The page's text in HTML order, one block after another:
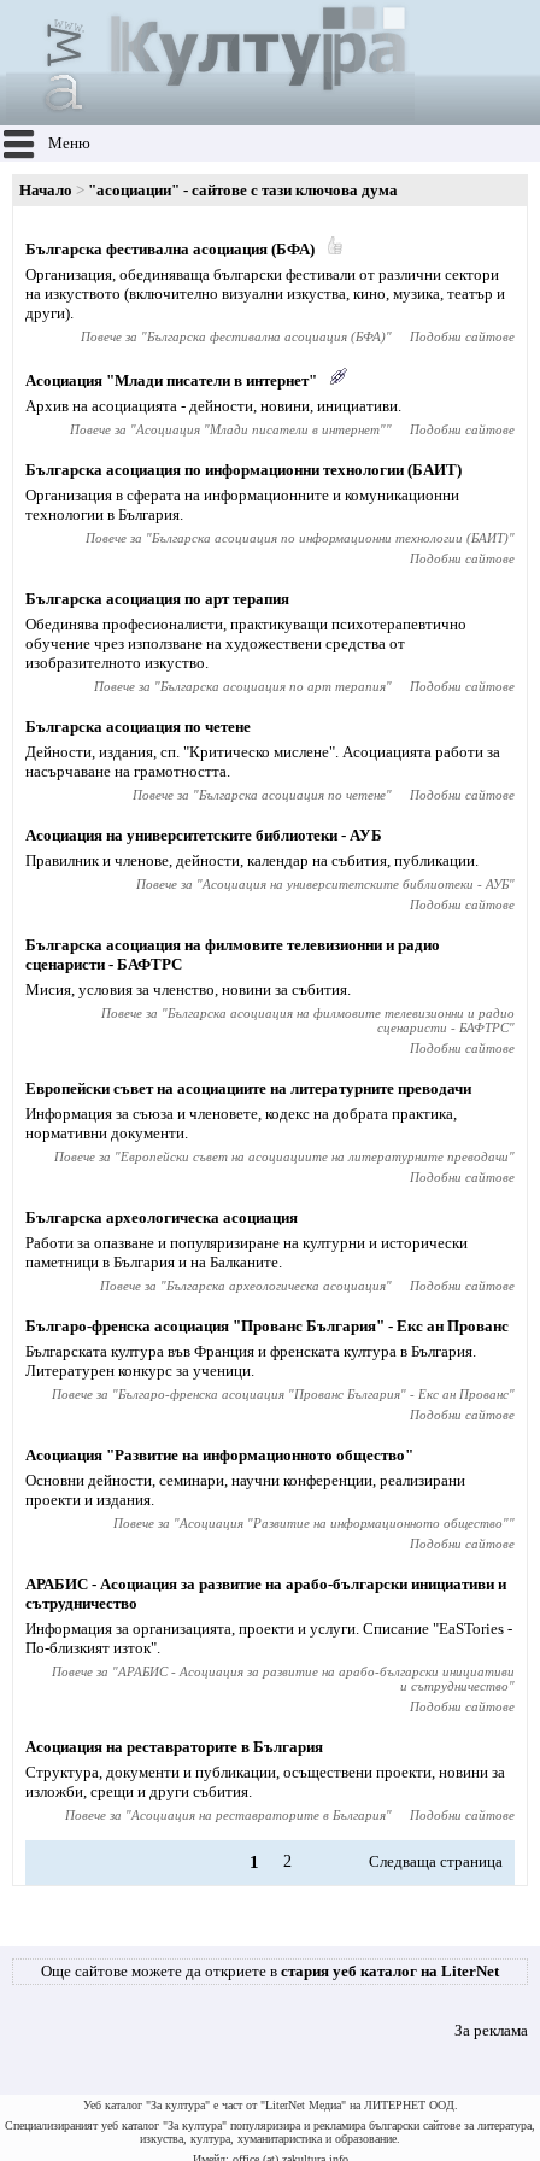
Меню
Начало "асоциации" - сайтове с тази ключова дума
Българска фестивална асоциация (БФА)
Организация, обединяваща български фестивали от различни сектори
на изкуството (включително визуални изкуства, кино, музика, театър и
други).
Повече за "Българска фестивална асоциация (БФА)" Подобни сайтове
Асоциация "Млади писатели в интернет"
Архив на асоциацията - дейности, новини, инициативи.
Повече за "Асоциация "Млади писатели в интернет"" Подобни сайтове
Българска асоциация по информационни технологии (БАИТ)
Организация в сферата на информационните и комуникационни
технологии в България.
Повече за "Българска асоциация по информационни технологии (БАИТ)"
Подобни сайтове
Българска асоциация по арт терапия
Обединява професионалисти, практикуващи психотерапевтично
обучение чрез използване на художествени средства от
изобразителното изкуство.
Повече за "Българска асоциация по арт терапия" Подобни сайтове
Българска асоциация по четене
Дейности, издания, сп. "Критическо мислене". Асоциацията работи за
насърчаване на грамотността.
Повече за "Българска асоциация по четене" Подобни сайтове
Асоциация на университетските библиотеки - АУБ
Правилник и членове, дейности, календар на събития, публикации.
Повече за "Асоциация на университетските библиотеки - АУБ"
Подобни сайтове
Българска асоциация на филмовите телевизионни и радио
сценаристи - БАФТРС
Мисия, условия за членство, новини за събития.
Повече за "Българска асоциация на филмовите телевизионни и радио
сценаристи - БАФТРС"
Подобни сайтове
Европейски съвет на асоциациите на литературните преводачи
Информация за съюза и членовете, кодекс на добрата практика,
нормативни документи.
Повече за "Европейски съвет на асоциациите на литературните преводачи"
Подобни сайтове
Българска археологическа асоциация
Работи за опазване и популяризиране на културни и исторически
паметници в България и на Балканите.
Повече за "Българска археологическа асоциация" Подобни сайтове
Българо-френска асоциация "Прованс България" - Екс ан Прованс
Българската култура във Франция и френската култура в България.
Литературен конкурс за ученици.
Повече за "Българо-френска асоциация "Прованс България" - Екс ан Прованс"
Подобни сайтове
Асоциация "Развитие на информационното общество"
Основни дейности, семинари, научни конференции, реализирани
проекти и издания.
Повече за "Асоциация "Развитие на информационното общество""
Подобни сайтове
АРАБИС - Асоциация за развитие на арабо-български инициативи и
сътрудничество
Информация за организацията, проекти и услуги. Списание "ЕaSTories -
По-близкият изток".
Повече за "АРАБИС - Асоциация за развитие на арабо-български инициативи
и сътрудничество"
Подобни сайтове
Асоциация на реставраторите в България
Структура, документи и публикации, осъществени проекти, новини за
изложби, срещи и други събития.
Повече за "Асоциация на реставраторите в България" Подобни сайтове
1 2 Следваща страница
Още сайтове можете да откриете в стария уеб каталог на LiterNet
За реклама
Уеб каталог "За култура" е част от "LiterNet Медиа" на ЛИТЕРНЕТ ООД.
Специализираният уеб каталог "За култура" популяризира и рекламира български сайтове за литература,
изкуства, култура, хуманитаристика и образование.